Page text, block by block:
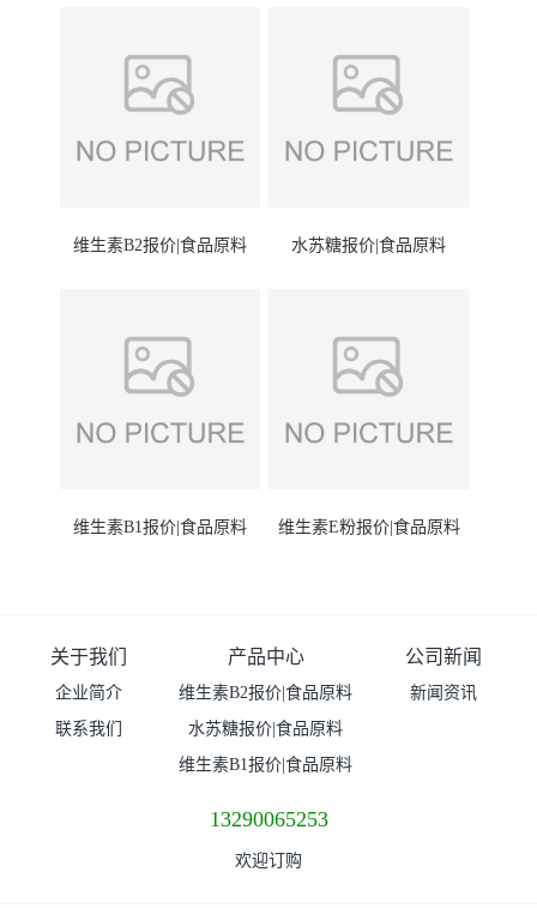
维生素B2报价|食品原料 水苏糖报价|食品原料
维生素B1报价|食品原料 维生素E粉报价|食品原料
关于我们
企业简介
联系我们
产品中心
维生素B2报价|食品原料
水苏糖报价|食品原料
维生素B1报价|食品原料
公司新闻
新闻资讯
13290065253
欢迎订购